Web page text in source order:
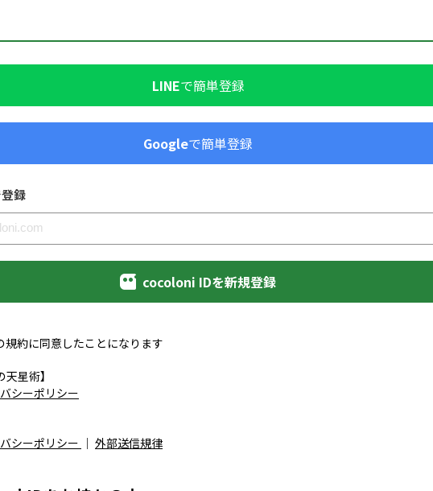
LINEで簡単登録
Googleで簡単登録
録
cocoloni IDを新規登録
規約に同意したことになります
星術】
シーポリシー
シーポリシー ｜ 外部送信規律